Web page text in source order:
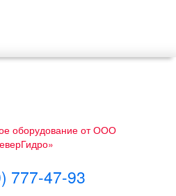
777-47-93